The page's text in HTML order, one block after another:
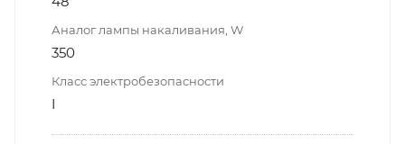
Аналог лампы накаливания, W
350
Класс электробезопасности
I